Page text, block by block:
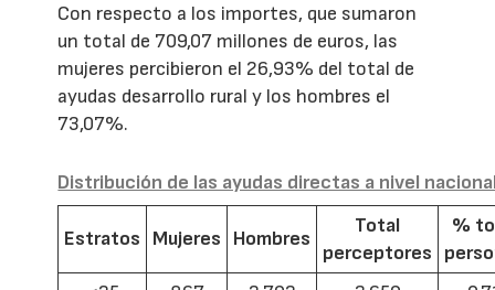
Con respecto a los importes, que sumaron
un total de 709,07 millones de euros, las
mujeres percibieron el 26,93% del total de
ayudas desarrollo rural y los hombres el
73,07%.
Distribución de las ayudas directas a nivel
Estratos Mujeres Hombres
Total
perceptores
%